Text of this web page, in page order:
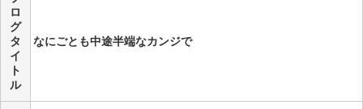
ロ
グ
タ
イ
ト
ル
なにごとも中途半端なカンジで